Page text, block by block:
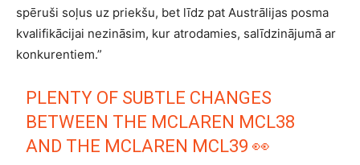
spēruši soļus uz priekšu, bet līdz pat Austrālijas posma
kvalifikācijai nezināsim, kur atrodamies, salīdzinājumā ar
konkurentiem.”
PLENTY OF SUBTLE CHANGES
BETWEEN THE MCLAREN MCL38
AND THE MCLAREN MCL39 👀